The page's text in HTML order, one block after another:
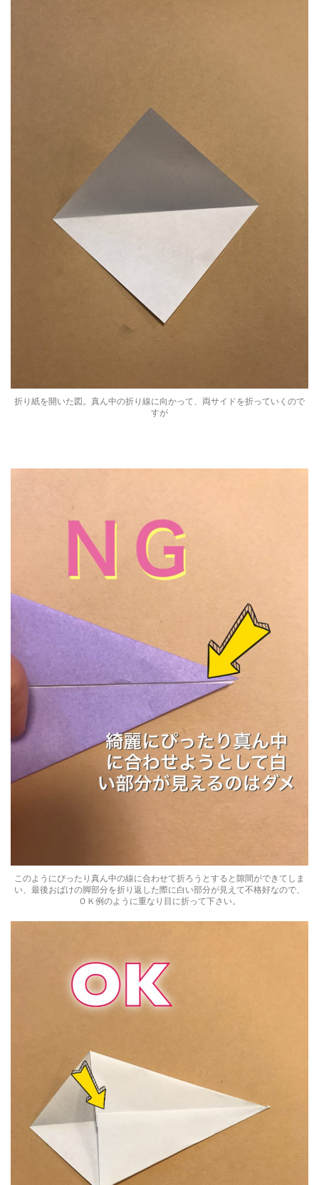
折り紙を開いた図。真ん中の折り線に向かって、両サイドを折っていくので
すが
このようにぴったり真ん中の線に合わせて折ろうとすると隙間ができてしま
い、最後おばけの脚部分を折り返した際に白い部分が見えて不格好なので、
ＯＫ例のように重なり目に折って下さい。